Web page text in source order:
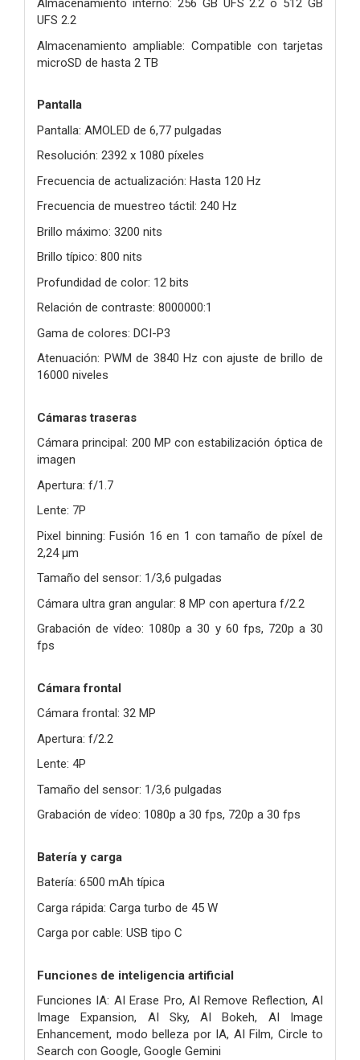
Almacenamiento interno: 256 GB UFS 2.2 o 512 GB
UFS 2.2
Almacenamiento ampliable: Compatible con tarjetas
microSD de hasta 2 TB
Pantalla
Pantalla: AMOLED de 6,77 pulgadas
Resolución: 2392 x 1080 píxeles
Frecuencia de actualización: Hasta 120 Hz
Frecuencia de muestreo táctil: 240 Hz
Brillo máximo: 3200 nits
Brillo típico: 800 nits
Profundidad de color: 12 bits
Relación de contraste: 8000000:1
Gama de colores: DCI-P3
Atenuación: PWM de 3840 Hz con ajuste de brillo de
16000 niveles
Cámaras traseras
Cámara principal: 200 MP con estabilización óptica de
imagen
Apertura: f/1.7
Lente: 7P
Pixel binning: Fusión 16 en 1 con tamaño de píxel de
2,24 μm
Tamaño del sensor: 1/3,6 pulgadas
Cámara ultra gran angular: 8 MP con apertura f/2.2
Grabación de vídeo: 1080p a 30 y 60 fps, 720p a 30
fps
Cámara frontal
Cámara frontal: 32 MP
Apertura: f/2.2
Lente: 4P
Tamaño del sensor: 1/3,6 pulgadas
Grabación de vídeo: 1080p a 30 fps, 720p a 30 fps
Batería y carga
Batería: 6500 mAh típica
Carga rápida: Carga turbo de 45 W
Carga por cable: USB tipo C
Funciones de inteligencia artificial
Funciones IA: AI Erase Pro, AI Remove Reflection, AI
Image Expansion, AI Sky, AI Bokeh, AI Image
Enhancement, modo belleza por IA, AI Film, Circle to
Search con Google, Google Gemini